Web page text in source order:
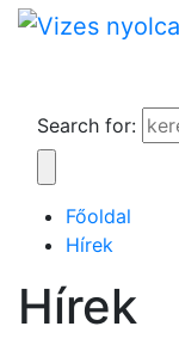
Search for:
Főoldal
Hírek
Hírek